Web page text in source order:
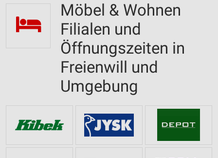
Möbel & Wohnen
Filialen und
Öffnungszeiten in
Freienwill und
Umgebung